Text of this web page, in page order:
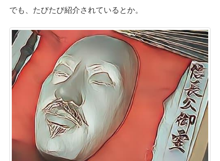
でも、たびたび紹介されているとか。